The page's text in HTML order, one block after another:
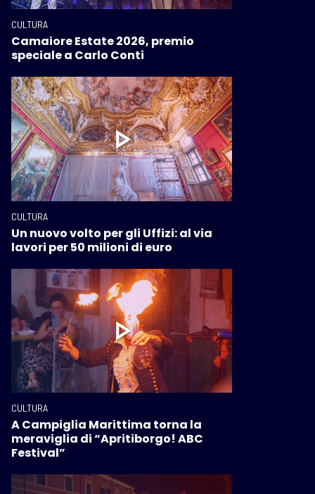
CULTURA
Camaiore Estate 2026, premio
speciale a Carlo Conti
CULTURA
Un nuovo volto per gli Uffizi: al via
lavori per 50 milioni di euro
CULTURA
A Campiglia Marittima torna la
meraviglia di “Apritiborgo! ABC
Festival”